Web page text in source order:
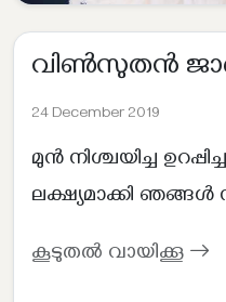
വിൺസുതൻ
24 December 2019
മുൻ നിശ്ചയിച്ച
ലക്ഷ്യമാക്കി ഞങ്ങൾ
കൂടുതൽ വായിക്കൂ